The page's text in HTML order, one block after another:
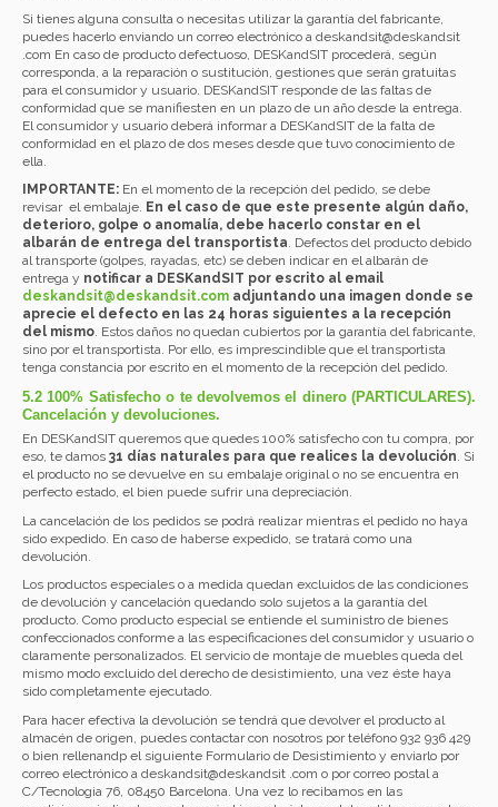
Si tienes alguna consulta o necesitas utilizar la garantía del fabricante,
puedes hacerlo enviando un correo electrónico a deskandsit@deskandsit
.com En caso de producto defectuoso, DESKandSIT procederá, según
corresponda, a la reparación o sustitución, gestiones que serán gratuitas
para el consumidor y usuario. DESKandSIT responde de las faltas de
conformidad que se manifiesten en un plazo de un año desde la entrega.
El consumidor y usuario deberá informar a DESKandSIT de la falta de
conformidad en el plazo de dos meses desde que tuvo conocimiento de
ella.
IMPORTANTE: En el momento de la recepción del pedido, se debe
revisar el embalaje. En el caso de que este presente algún daño,
deterioro, golpe o anomalía, debe hacerlo constar en el
albarán de entrega del transportista. Defectos del producto debido
al transporte (golpes, rayadas, etc) se deben indicar en el albarán de
entrega y notificar a DESKandSIT por escrito al email
deskandsit@deskandsit.com adjuntando una imagen donde se
aprecie el defecto en las 24 horas siguientes a la recepción
del mismo. Estos daños no quedan cubiertos por la garantía del fabricante,
sino por el transportista. Por ello, es imprescindible que el transportista
tenga constancia por escrito en el momento de la recepción del pedido.
5.2 100% Satisfecho o te devolvemos el dinero (PARTICULARES).
Cancelación y devoluciones.
En DESKandSIT queremos que quedes 100% satisfecho con tu compra, por
eso, te damos 31 días naturales para que realices la devolución. Si
el producto no se devuelve en su embalaje original o no se encuentra en
perfecto estado, el bien puede sufrir una depreciación.
La cancelación de los pedidos se podrá realizar mientras el pedido no haya
sido expedido. En caso de haberse expedido, se tratará como una
devolución.
Los productos especiales o a medida quedan excluidos de las condiciones
de devolución y cancelación quedando solo sujetos a la garantía del
producto. Como producto especial se entiende el suministro de bienes
confeccionados conforme a las especificaciones del consumidor y usuario o
claramente personalizados. El servicio de montaje de muebles queda del
mismo modo excluido del derecho de desistimiento, una vez éste haya
sido completamente ejecutado.
Para hacer efectiva la devolución se tendrá que devolver el producto al
almacén de origen, puedes contactar con nosotros por teléfono 932 936 429
o bien rellenandp el siguiente Formulario de Desistimiento y enviarlo por
correo electrónico a deskandsit@deskandsit .com o por correo postal a
C/Tecnologia 76, 08450 Barcelona. Una vez lo recibamos en las